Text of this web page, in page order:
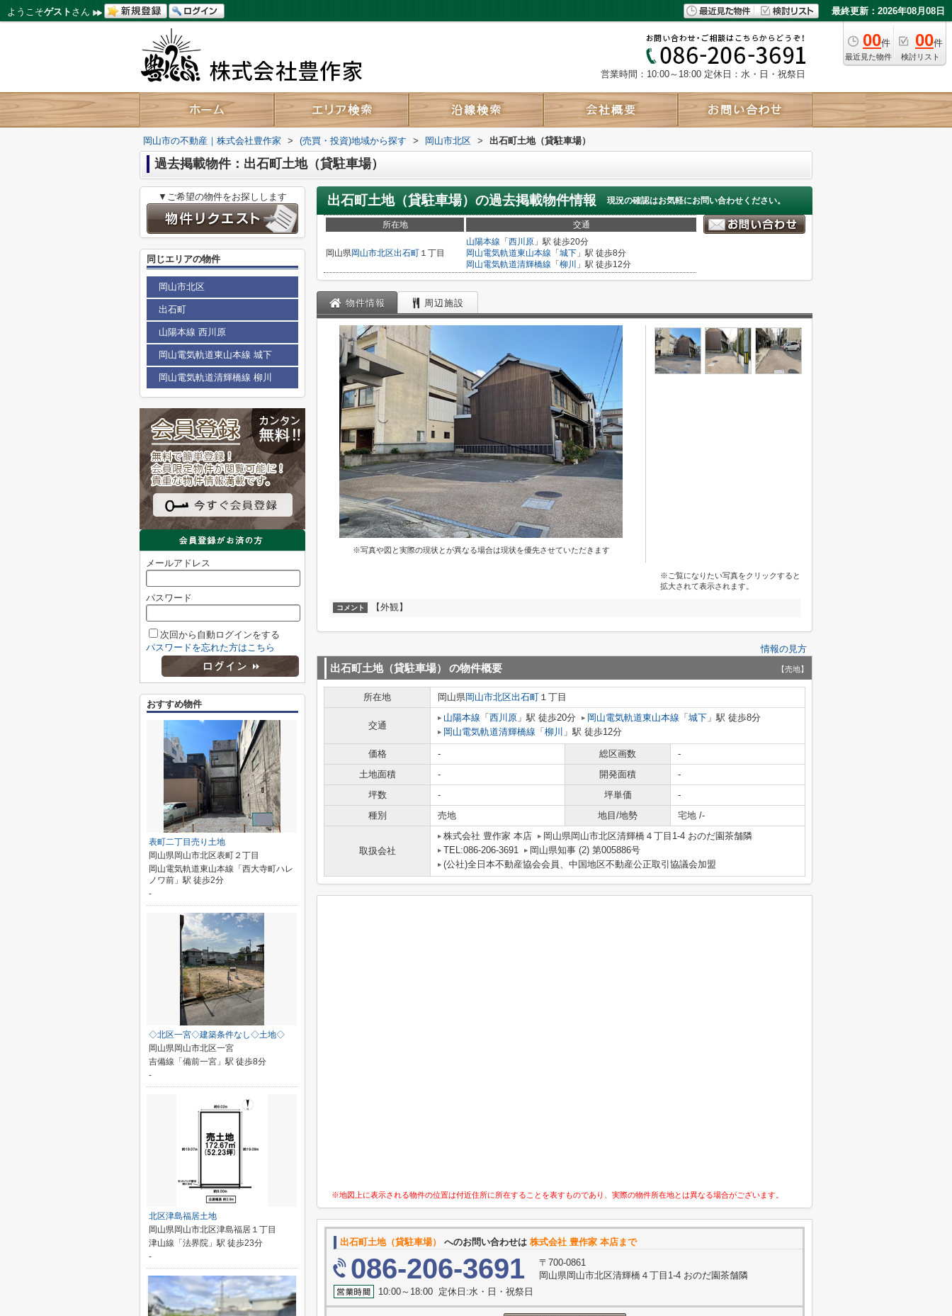
ようこそゲスト さん 最終更新：2026年08月08日
00件
最近見た物件
00件
検討リスト
営業時間：10:00～18:00 定休日：水・日・祝祭日
岡山市の不動産｜株式会社豊作家 > (売買・投資)地域から探す > 岡山市北区 > 出石町土地（貸駐車場）
過去掲載物件：出石町土地（貸駐車場）
出石町土地（貸駐車場） の過去掲載物件情報 現況の確認はお気軽にお問い合わせください。
所在地 交通
岡山県岡山市北区出石町 １丁目
山陽本線 「 西川原 」駅 徒歩20分
岡山電気軌道東山本線 「 城下 」駅 徒歩8分
岡山電気軌道清輝橋線 「 柳川 」駅 徒歩12分
物件情報 周辺施設
※写真や図と実際の現状とが異なる場合は現状を優先させていただきます
※ご覧になりたい写真をクリックすると
拡大されて表示されます。
コメント 【外観】
情報の見方
出石町土地（貸駐車場） の物件概要 【売地】
所在地 岡山県岡山市北区出石町 １丁目
交通
山陽本線 「 西川原 」駅 徒歩20分 岡山電気軌道東山本線 「 城下 」駅 徒歩8分
岡山電気軌道清輝橋線 「 柳川 」駅 徒歩12分
価格 - 総区画数
-
土地面積
- 開発面積
-
坪数
- 坪単価
-
種別
売地 地目/地勢 宅地 /-
取扱会社
株式会社 豊作家 本店
岡山県岡山市北区清輝橋４丁目1-4 おのだ園茶舗隣
TEL:086-206-3691
岡山県知事 (2) 第005886号
(公社)全日本不動産協会会員、中国地区不動産公正取引協議会加盟
※地図上に表示される物件の位置は付近住所に所在することを表すものであり、実際の物件所在地とは異なる場合がございます。
出石町土地（貸駐車場） へのお問い合わせは 株式会社 豊作家 本店まで
086-206-3691
〒700-0861
岡山県岡山市北区清輝橋４丁目1-4 おのだ園茶舗隣
10:00～18:00 定休日:水・日・祝祭日
▼ご希望の物件をお探しします
同じエリアの物件
岡山市北区
出石町
山陽本線 西川原
岡山電気軌道東山本線 城下
岡山電気軌道清輝橋線 柳川
メールアドレス
パスワード
次回から自動ログインをする
パスワードを忘れた方はこちら
おすすめ物件
表町二丁目売り土地
岡山県岡山市北区表町２丁目
岡山電気軌道東山本線「西大寺町ハレ
ノワ前」駅 徒歩2分
-
◇北区一宮◇建築条件なし◇土地◇
岡山県岡山市北区一宮
吉備線「備前一宮」駅 徒歩8分
-
北区津島福居土地
岡山県岡山市北区津島福居１丁目
津山線「法界院」駅 徒歩23分
-